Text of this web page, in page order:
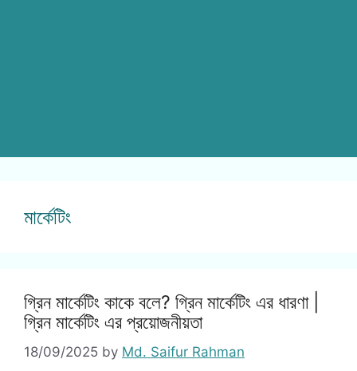
মার্কেটিং
গ্রিন মার্কেটিং কাকে বলে? গ্রিন মার্কেটিং এর ধারণা |
গ্রিন মার্কেটিং এর প্রয়োজনীয়তা
18/09/2025 by Md. Saifur Rahman